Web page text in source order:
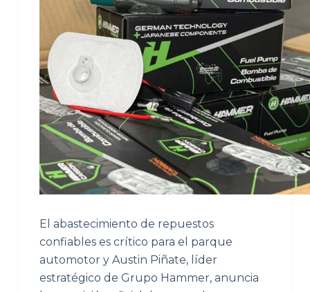
El abastecimiento de repuestos
confiables es crítico para el parque
automotor y Austin Piñate, líder
estratégico de Grupo Hammer, anuncia